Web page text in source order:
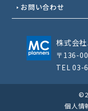
株式会
〒136-
TEL 03-
お問い合わせ
個人情